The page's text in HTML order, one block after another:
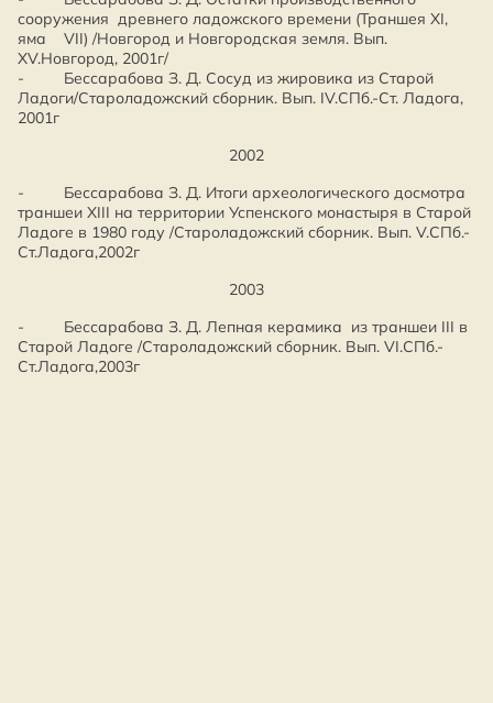
сооружения древнего ладожского времени (Траншея XI,
яма VII) /Новгород и Новгородская земля. Вып.
XV.Новгород, 2001г/
- Бессарабова З. Д. Сосуд из жировика из Старой
Ладоги/Староладожский сборник. Вып. IV.СПб.-Ст. Ладога,
2001г
2002
- Бессарабова З. Д. Итоги археологического досмотра
траншеи XIII на территории Успенского монастыря в Старой
Ладоге в 1980 году /Староладожский сборник. Вып. V.СПб.-
Ст.Ладога,2002г
2003
- Бессарабова З. Д. Лепная керамика из траншеи III в
Старой Ладоге /Староладожский сборник. Вып. VI.СПб.-
Ст.Ладога,2003г